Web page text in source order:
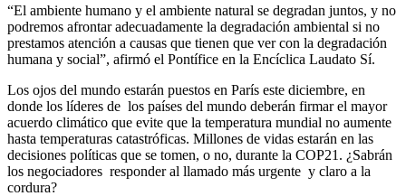
“El ambiente humano y el ambiente natural se degradan juntos, y no
podremos afrontar adecuadamente la degradación ambiental si no
prestamos atención a causas que tienen que ver con la degradación
humana y social”, afirmó el Pontífice en la Encíclica Laudato Sí.
Los ojos del mundo estarán puestos en París este diciembre, en
donde los líderes de los países del mundo deberán firmar el mayor
acuerdo climático que evite que la temperatura mundial no aumente
hasta temperaturas catastróficas. Millones de vidas estarán en las
decisiones políticas que se tomen, o no, durante la COP21. ¿Sabrán
los negociadores responder al llamado más urgente y claro a la
cordura?